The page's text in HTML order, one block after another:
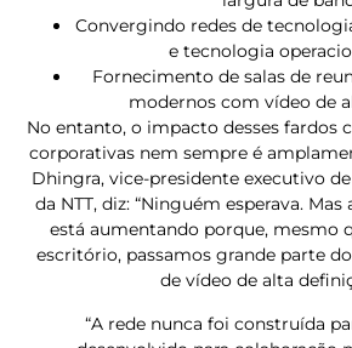
Convergindo redes de
e tecnologia
Fornecimento de salas de
modernos com vídeo de
No entanto, o impacto desses fardos
corporativas nem sempre é
Dhingra, vice-presidente executivo
da NTT, diz: “Ninguém esperava.
está aumentando porque, mesmo
escritório, passamos grande parte
de vídeo de alta
“A rede nunca foi construída